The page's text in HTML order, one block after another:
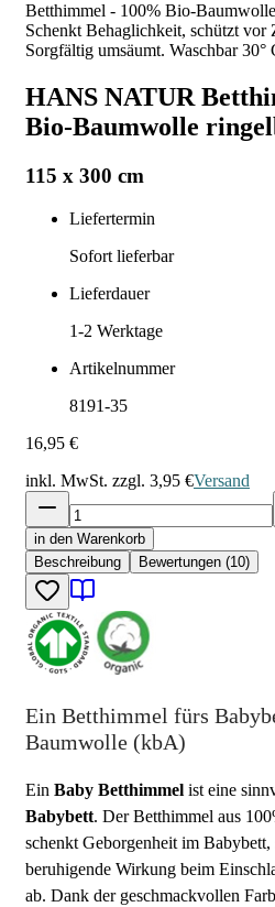
Betthimmel - 100% Bio-
Schenkt Behaglichkeit, schützt
Sorgfältig umsäumt. Waschbar 30°
HANS NATUR
Bio-Baumwolle
115 x 300 cm
Liefertermin
Sofort lieferbar
Lieferdauer
1-2 Werktage
Artikelnummer
8191-35
16,95 €
inkl. MwSt. zzgl. 3,95 €Versand
in den Warenkorb
Beschreibung
Bewertungen (10)
Ein Betthimmel fürs
Baumwolle (kbA)
Ein Baby Betthimmel ist eine
Babybett. Der Betthimmel aus
schenkt Geborgenheit im
beruhigende Wirkung beim
ab. Dank der geschmackvollen